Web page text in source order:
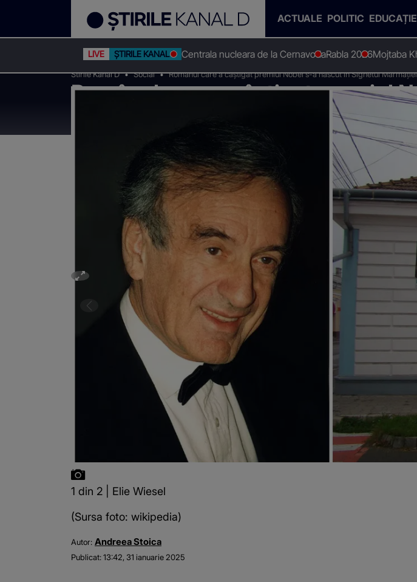
ACTUALE POLITIC EDUCAȚIE
LIVE ȘTIRILE KANAL D Centrala nucleara de la CernavodaRabla 2026Mojtaba
Stirile Kanal D Social Românul care a câștigat premiul Nobel s-a născut în Sighetul
Românul care a câștigat premiul
Sighetul Marmației: Familia sa
1 din 2 | Elie Wiesel
(Sursa foto: wikipedia)
Autor: Andreea Stoica
Publicat:13:42, 31 ianuarie 2025